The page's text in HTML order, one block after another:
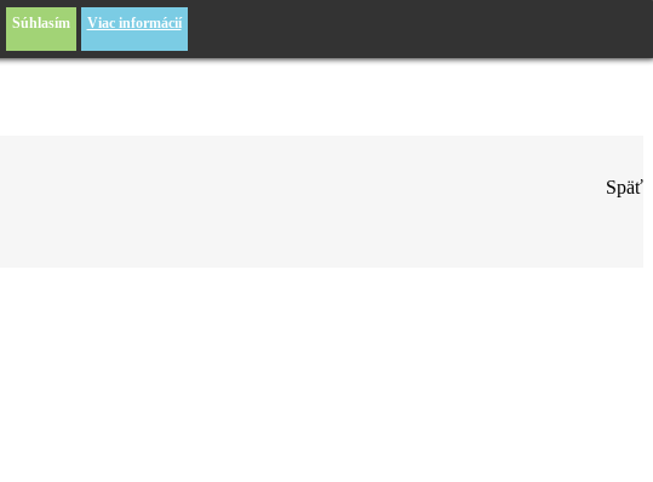
Súhlasím Viac informácií
Späť